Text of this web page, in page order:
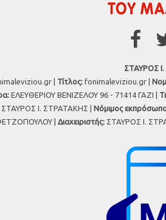
ΣΤΑΥΡΟΣ
| Τίτλος: fonimaleviziou.gr |
ΕΛΕΥΘΕΡΙΟΥ ΒΕΝΙΖΕΛΟΥ 96 - 71414 ΓΑΖΙ |
ΣΤΑΥΡΟΣ Ι. ΣΤΡΑΤΑΚΗΣ | Νόμιμος
| Διαχειριστής: ΣΤΑΥΡΟΣ Ι.